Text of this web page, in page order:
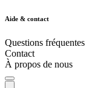
Aide & contact
Questions fréquentes
Contact
À propos de nous